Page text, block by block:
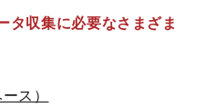
タ収集に必要なさまざま
ス）